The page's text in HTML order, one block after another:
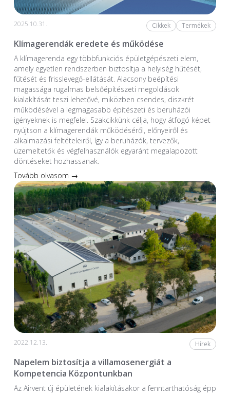
2025.10.31. Cikkek Termékek
Klímagerendák eredete és működése
A klímagerenda egy többfunkciós épületgépészeti elem,
amely egyetlen rendszerben biztosítja a helyiség hűtését,
fűtését és frisslevegő-ellátását. Alacsony beépítési
magassága rugalmas belsőépítészeti megoldások
kialakítását teszi lehetővé, miközben csendes, diszkrét
működésével a legmagasabb építészeti és beruházói
igényeknek is megfelel. Szakcikkünk célja, hogy átfogó képet
nyújtson a klímagerendák működéséről, előnyeiről és
alkalmazási feltételeiről, így a beruházók, tervezők,
üzemeltetők és végfelhasználók egyaránt megalapozott
döntéseket hozhassanak.
Tovább olvasom →
2022.12.13. Hírek
Napelem biztosítja a villamosenergiát a
Kompetencia Központunkban
Az Airvent új épületének kialakításakor a fenntarthatóság épp